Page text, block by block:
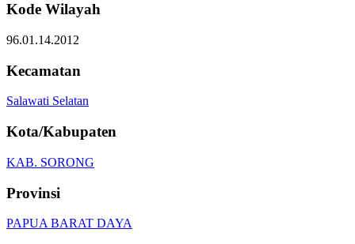
Kode Wilayah
96.01.14.2012
Kecamatan
Salawati Selatan
Kota/Kabupaten
KAB. SORONG
Provinsi
PAPUA BARAT DAYA